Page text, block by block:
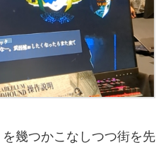
幾つかこなしつつ街を先